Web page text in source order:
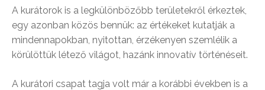
A kurátorok is a legkülönbözőbb területekről érkeztek,
egy azonban közös bennük: az értékeket kutatják a
mindennapokban, nyitottan, érzékenyen szemlélik a
körülöttük létező világot, hazánk innovatív történéseit.
A kurátori csapat tagja volt már a korábbi években is a